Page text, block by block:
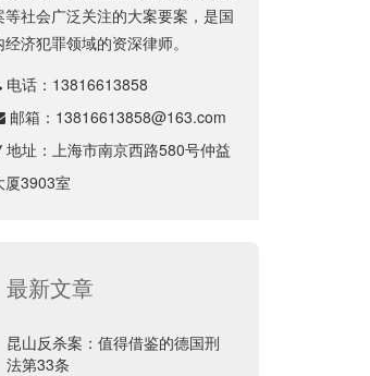
等社会广泛关注的大案要案，是国
经济犯罪领域的资深律师。
电话： 13816613858
邮箱： 13816613858@163.com
地址：上海市南京西路580号仲益
厦3903室
最新文章
昆山反杀案：值得借鉴的德国刑
法第33条